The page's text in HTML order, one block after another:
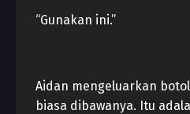
“Gunakan ini.”
Aidan mengeluarkan
biasa dibawanya. Itu